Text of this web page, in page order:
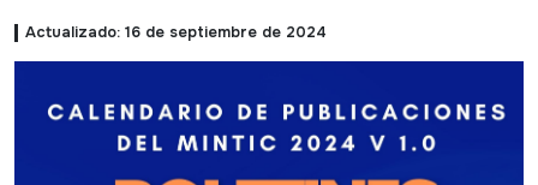
Actualizado: 16 de septiembre de 2024